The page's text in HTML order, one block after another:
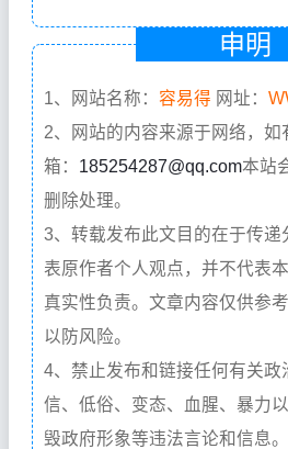
申明
1、网站名称： 容易得 网址：
2、网站的内容来源于网络，如
箱： 185254287@qq.com本站
删除处理。
3、转载发布此文目的在于传递
表原作者个人观点，并不代表
真实性负责。文章内容仅供参
以防风险。
4、禁止发布和链接任何有关政
信、低俗、变态、血腥、暴力
毁政府形象等违法言论和信息。